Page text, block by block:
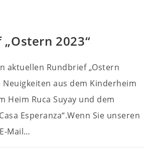
2023“
aktuellen Rundbrief „Ostern
Neuigkeiten aus dem Kinderheim
Heim Ruca Suyay und dem
Esperanza“.Wenn Sie unseren
Mail…